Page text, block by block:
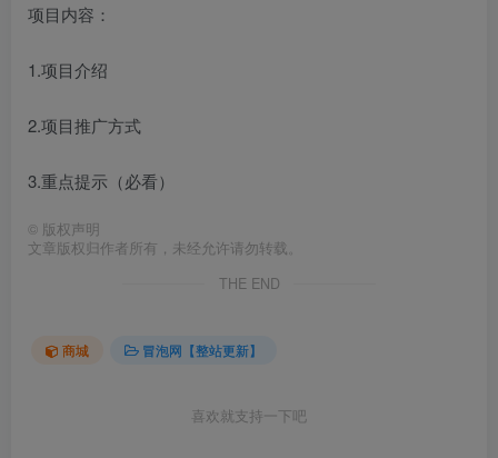
项目内容：
1.项目介绍
2.项目推广方式
3.重点提示（必看）
© 版权声明
文章版权归作者所有，未经允许请勿转载。
THE END
商城 冒泡网【整站更新】
喜欢就支持一下吧